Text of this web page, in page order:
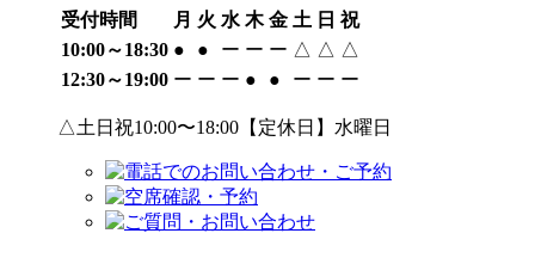
受付時間 月 火 水 木 金 土 日 祝
10:00～18:30 ● ● ー ー ー △ △ △
12:30～19:00 ー ー ー ● ● ー ー ー
△土日祝10:00〜18:00【定休日】水曜日